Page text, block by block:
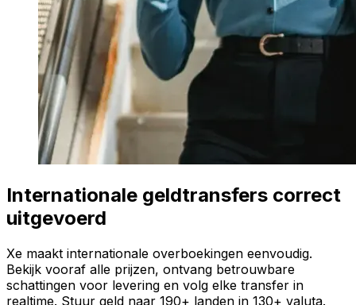
Internationale geldtransfers correct
uitgevoerd
Xe maakt internationale overboekingen eenvoudig.
Bekijk vooraf alle prijzen, ontvang betrouwbare
schattingen voor levering en volg elke transfer in
realtime. Stuur geld naar 190+ landen in 130+ valuta.